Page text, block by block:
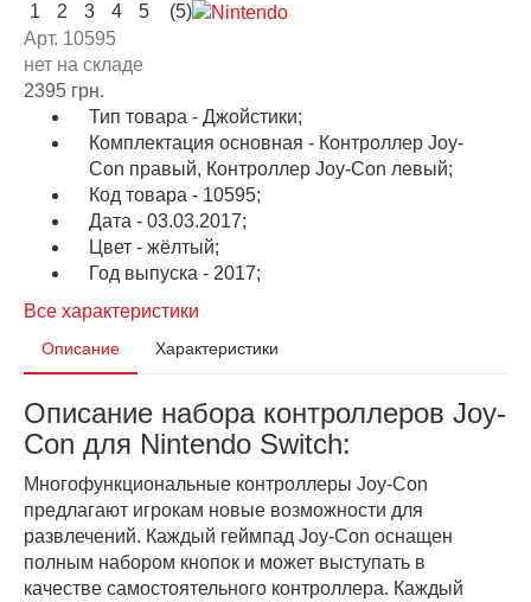
1 2 3 4 5
(5)
Арт. 10595
нет на складе
2395 грн.
Тип товара - Джойстики;
Комплектация основная - Контроллер Joy-
Con правый, Контроллер Joy-Con левый;
Код товара - 10595;
Дата - 03.03.2017;
Цвет - жёлтый;
Год выпуска - 2017;
Все характеристики
Описание Характеристики
Описание набора контроллеров Joy-
Con для Nintendo Switch:
Многофункциональные контроллеры Joy-Con
предлагают игрокам новые возможности для
развлечений. Каждый геймпад Joy-Con оснащен
полным набором кнопок и может выступать в
качестве самостоятельного контроллера. Каждый